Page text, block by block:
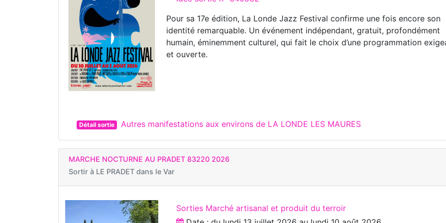
Pour sa 17e édition, La Londe Jazz Festival confirme une fois encore son
identité remarquable. Un événement indépendant, gratuit, profondément
humain, éminemment culturel, qui fait le choix d’une programmation
et ouverte.
Détail sortie Autres manifestations aux environs de LA LONDE LES MAURES
MARCHE NOCTURNE AU PRADET 83220 2026
Sortir à LE PRADET dans le Var
Sorties Marché artisanal et produit du terroir